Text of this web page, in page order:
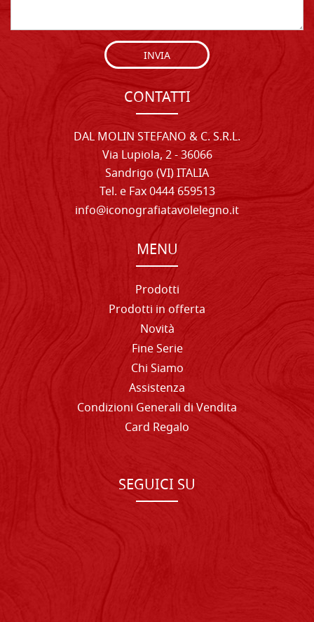
INVIA
CONTATTI
DAL MOLIN STEFANO & C. S.R.L.
Via Lupiola, 2 - 36066
Sandrigo (VI) ITALIA
Tel. e Fax 0444 659513
info@iconografiatavolelegno.it
MENU
Prodotti
Prodotti in offerta
Novità
Fine Serie
Chi Siamo
Assistenza
Condizioni Generali di Vendita
Card Regalo
SEGUICI SU